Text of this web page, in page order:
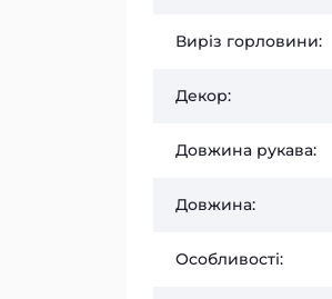
Виріз горловини:
Декор:
Довжина рукава:
Довжина:
Особливості: